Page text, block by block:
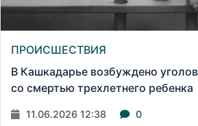
ПРОИСШЕСТВИЯ
В Кашкадарье возбуждено
со смертью трехлетнего ребенка
11.06.2026 12:38 0